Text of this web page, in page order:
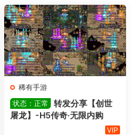
稀有手游
状态：正常
转发分享【创世
屠龙】-H5传奇·无限内购
VIP